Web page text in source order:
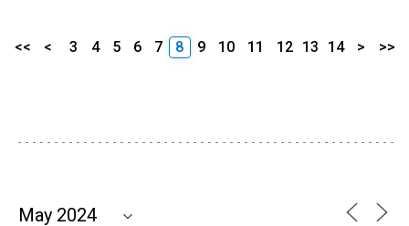
<< < 3 4 5 6 7 8 9 10 11 12 13 14 > >>